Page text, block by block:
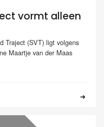
vormt alleen
Traject (SVT) ligt volgens
Maartje van der Maas